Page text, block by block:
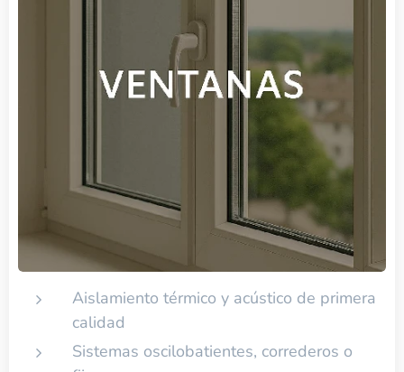
Aislamiento térmico y acústico de primera
calidad
Sistemas oscilobatientes, correderos o